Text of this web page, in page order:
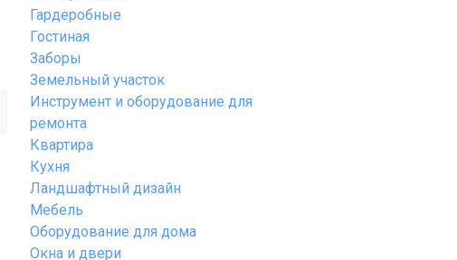
Гардеробные
Гостиная
Заборы
Земельный участок
Инструмент и оборудование для
ремонта
Квартира
Кухня
Ландшафтный дизайн
Мебель
Оборудование для дома
Окна и двери